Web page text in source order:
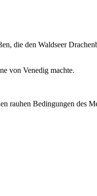
die den Waldseer
von Venedig machte.
rauhen Bedingungen des